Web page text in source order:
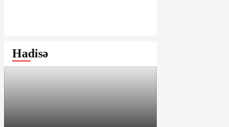
Arxitektura Komitəsi -
SAKİNLƏRDƏN
Hadisə